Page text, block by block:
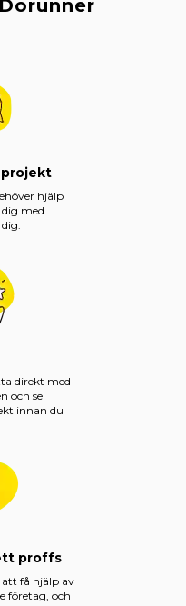
hjälp
med
direkt med
och se
innan du
proffs
få hjälp av
företag, och